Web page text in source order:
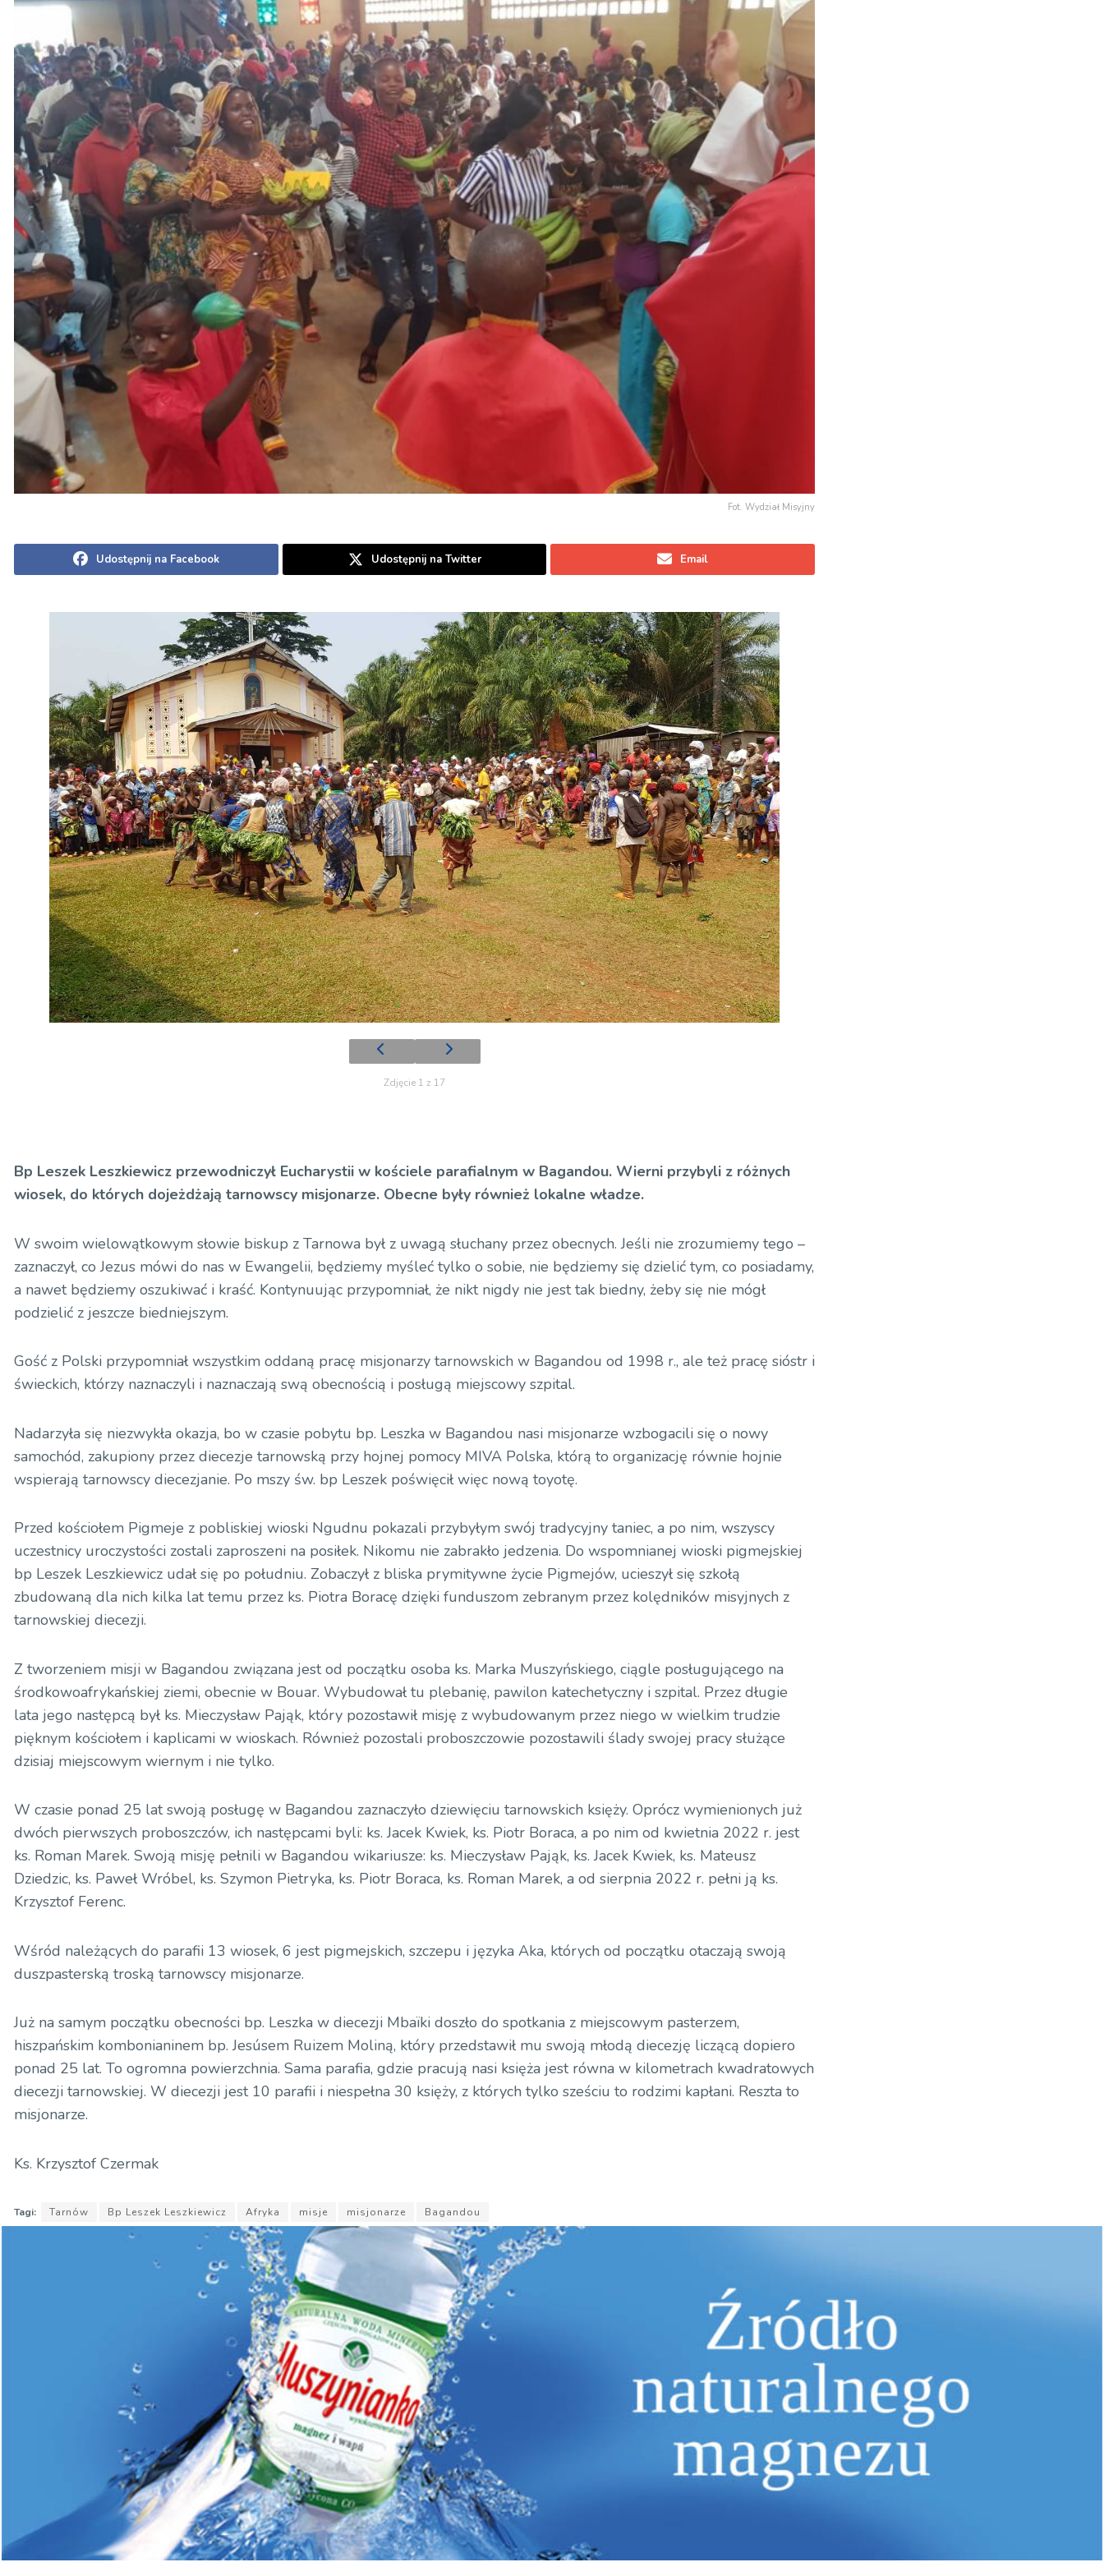
Fot. Wydział Misyjny
Udostępnij na Facebook Udostępnij na Twitter Email
Zdjęcie 1 z 17
Bp Leszek Leszkiewicz przewodniczył Eucharystii w kościele parafialnym w Bagandou. Wierni przybyli z różnych
wiosek, do których dojeżdżają tarnowscy misjonarze. Obecne były również lokalne władze.
W swoim wielowątkowym słowie biskup z Tarnowa był z uwagą słuchany przez obecnych. Jeśli nie zrozumiemy tego –
zaznaczył, co Jezus mówi do nas w Ewangelii, będziemy myśleć tylko o sobie, nie będziemy się dzielić tym, co posiadamy,
a nawet będziemy oszukiwać i kraść. Kontynuując przypomniał, że nikt nigdy nie jest tak biedny, żeby się nie mógł
podzielić z jeszcze biedniejszym.
Gość z Polski przypomniał wszystkim oddaną pracę misjonarzy tarnowskich w Bagandou od 1998 r., ale też pracę sióstr i
świeckich, którzy naznaczyli i naznaczają swą obecnością i posługą miejscowy szpital.
Nadarzyła się niezwykła okazja, bo w czasie pobytu bp. Leszka w Bagandou nasi misjonarze wzbogacili się o nowy
samochód, zakupiony przez diecezje tarnowską przy hojnej pomocy MIVA Polska, którą to organizację równie hojnie
wspierają tarnowscy diecezjanie. Po mszy św. bp Leszek poświęcił więc nową toyotę.
Przed kościołem Pigmeje z pobliskiej wioski Ngudnu pokazali przybyłym swój tradycyjny taniec, a po nim, wszyscy
uczestnicy uroczystości zostali zaproszeni na posiłek. Nikomu nie zabrakło jedzenia. Do wspomnianej wioski pigmejskiej
bp Leszek Leszkiewicz udał się po południu. Zobaczył z bliska prymitywne życie Pigmejów, ucieszył się szkołą
zbudowaną dla nich kilka lat temu przez ks. Piotra Boracę dzięki funduszom zebranym przez kolędników misyjnych z
tarnowskiej diecezji.
Z tworzeniem misji w Bagandou związana jest od początku osoba ks. Marka Muszyńskiego, ciągle posługującego na
środkowoafrykańskiej ziemi, obecnie w Bouar. Wybudował tu plebanię, pawilon katechetyczny i szpital. Przez długie
lata jego następcą był ks. Mieczysław Pająk, który pozostawił misję z wybudowanym przez niego w wielkim trudzie
pięknym kościołem i kaplicami w wioskach. Również pozostali proboszczowie pozostawili ślady swojej pracy służące
dzisiaj miejscowym wiernym i nie tylko.
W czasie ponad 25 lat swoją posługę w Bagandou zaznaczyło dziewięciu tarnowskich księży. Oprócz wymienionych już
dwóch pierwszych proboszczów, ich następcami byli: ks. Jacek Kwiek, ks. Piotr Boraca, a po nim od kwietnia 2022 r. jest
ks. Roman Marek. Swoją misję pełnili w Bagandou wikariusze: ks. Mieczysław Pająk, ks. Jacek Kwiek, ks. Mateusz
Dziedzic, ks. Paweł Wróbel, ks. Szymon Pietryka, ks. Piotr Boraca, ks. Roman Marek, a od sierpnia 2022 r. pełni ją ks.
Krzysztof Ferenc.
Wśród należących do parafii 13 wiosek, 6 jest pigmejskich, szczepu i języka Aka, których od początku otaczają swoją
duszpasterską troską tarnowscy misjonarze.
Już na samym początku obecności bp. Leszka w diecezji Mbaïki doszło do spotkania z miejscowym pasterzem,
hiszpańskim kombonianinem bp. Jesúsem Ruizem Moliną, który przedstawił mu swoją młodą diecezję liczącą dopiero
ponad 25 lat. To ogromna powierzchnia. Sama parafia, gdzie pracują nasi księża jest równa w kilometrach kwadratowych
diecezji tarnowskiej. W diecezji jest 10 parafii i niespełna 30 księży, z których tylko sześciu to rodzimi kapłani. Reszta to
misjonarze.
Ks. Krzysztof Czermak
Tagi: Tarnów Bp Leszek Leszkiewicz Afryka misje misjonarze Bagandou